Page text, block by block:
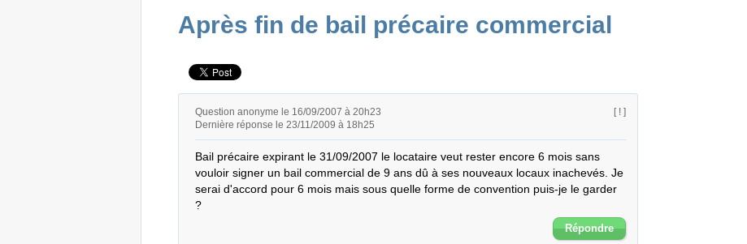
Après fin de bail précaire commercial
Question anonyme le 16/09/2007 à 20h23
Dernière réponse le 23/11/2009 à 18h25
[ ! ]
Bail précaire expirant le 31/09/2007 le locataire veut rester encore 6 mois sans
vouloir signer un bail commercial de 9 ans dû à ses nouveaux locaux inachevés. Je
serai d'accord pour 6 mois mais sous quelle forme de convention puis-je le garder
?
Répondre